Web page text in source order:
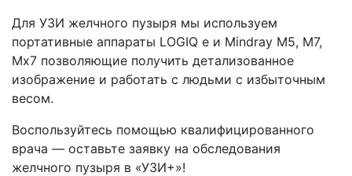
Для УЗИ желчного пузыря мы используем
портативные аппараты LOGIQ e и Mindray M5, М7,
Мх7 позволяющие получить детализованное
изображение и работать с людьми с избыточным
весом.
Воспользуйтесь помощью квалифицированного
врача — оставьте заявку на обследования
желчного пузыря в «УЗИ+»!